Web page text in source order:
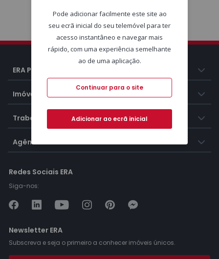
ERA Portugal
Imóveis
Trabalhar na ERA
Agências ERA
Redes Sociais ERA
Siga-nos:
Newsletter ERA
Subscreva e seja o primeiro a conhecer imóveis únicos.
Pode adicionar facilmente este site ao
seu ecrã inicial do seu telemóvel para ter
acesso instantâneo e navegar mais
rápido, com uma experiência semelhante
ao de uma aplicação.
Continuar para o site
Adicionar ao ecrã inicial